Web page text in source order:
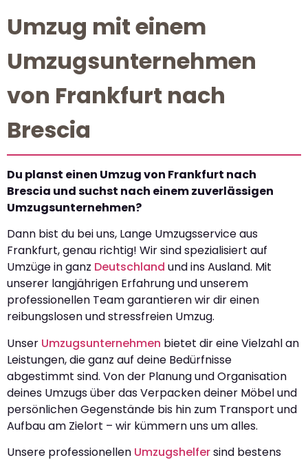
Umzug mit einem
Umzugsunternehmen
von Frankfurt nach
Brescia
Du planst einen Umzug von Frankfurt nach
Brescia und suchst nach einem zuverlässigen
Umzugsunternehmen?
Dann bist du bei uns, Lange Umzugsservice aus
Frankfurt, genau richtig! Wir sind spezialisiert auf
Umzüge in ganz Deutschland und ins Ausland. Mit
unserer langjährigen Erfahrung und unserem
professionellen Team garantieren wir dir einen
reibungslosen und stressfreien Umzug.
Unser Umzugsunternehmen bietet dir eine Vielzahl an
Leistungen, die ganz auf deine Bedürfnisse
abgestimmt sind. Von der Planung und Organisation
deines Umzugs über das Verpacken deiner Möbel und
persönlichen Gegenstände bis hin zum Transport und
Aufbau am Zielort – wir kümmern uns um alles.
Unsere professionellen Umzugshelfersind bestens